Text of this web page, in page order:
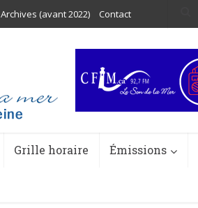
Archives (avant 2022) Contact
Grille horaire Émissions